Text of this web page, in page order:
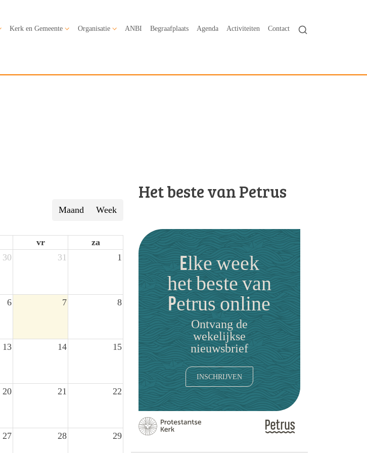
Kerk en Gemeente Organisatie ANBI Begraafplaats Agenda Activiteiten Contact
Maand Week
vr
za
30 31 1
6 7 8
13 14 15
20 21 22
27 28 29
Het beste van Petrus
Elke week
het beste van
Petrus online
Ontvang de
wekelijkse
nieuwsbrief
INSCHRIJVEN